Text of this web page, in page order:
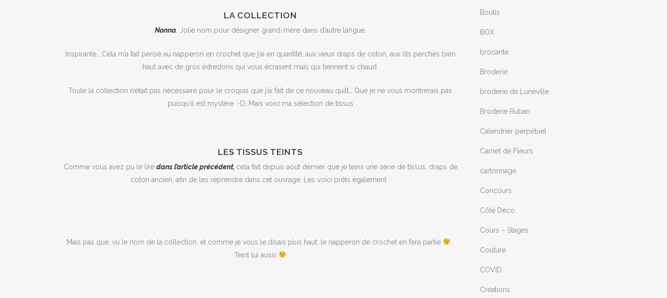
LA COLLECTION
Nonna. Jolie nom pour désigner grand-mère dans d’autre langue.
Inspirante… Cela m’a fait pensé au napperon en crochet que j’ai en quantité, aux vieux draps de coton, aux lits perchés bien
haut avec de gros édredons qui vous écrasent mais qui tiennent si chaud.
Toute la collection n’était pas nécessaire pour le croquis que j’ai fait de ce nouveau quilt… Que je ne vous montrerais pas
puisqu’il est mystère :-D. Mais voici ma sélection de tissus
LES TISSUS TEINTS
Comme vous avez pu le lire dans l’article précédent, cela fait depuis août dernier que je teins une série de tissus, draps de
coton ancien, afin de les reprendre dans cet ouvrage. Les voici prêts également :
Mais pas que, vu le nom de la collection, et comme je vous le disais plus haut, le napperon de crochet en fera partie
Teint lui aussi
Boutis
BOX
brocante
Broderie
broderie de Lunéville
Broderie Ruban
Calendrier perpétuel
Carnet de Fleurs
cartonnage
Concours
Côté Déco
Cours – Stages
Couture
COVID
Créations